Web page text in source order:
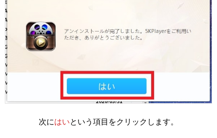
次にはいという項目をクリックします。